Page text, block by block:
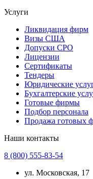
Услуги
Ликвидация фирм
Визы США
Допуски СРО
Лицензии
Сертификаты
Тендеры
Юридические
Бухгалтерские
Готовые фирмы
Подбор персонала
Продажа готовых
Наши контакты
8 (800) 555-83-54
ул. Московская, 17